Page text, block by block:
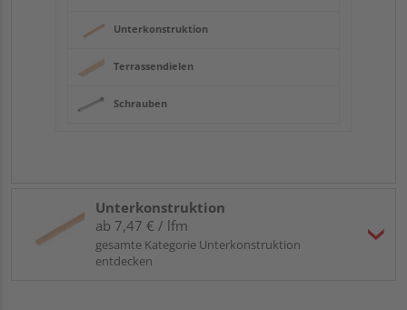
Unterkonstruktion
Terrassendielen
Schrauben
Unterkonstruktion
ab 7,47 € / lfm
gesamte Kategorie Unterkonstruktion
entdecken